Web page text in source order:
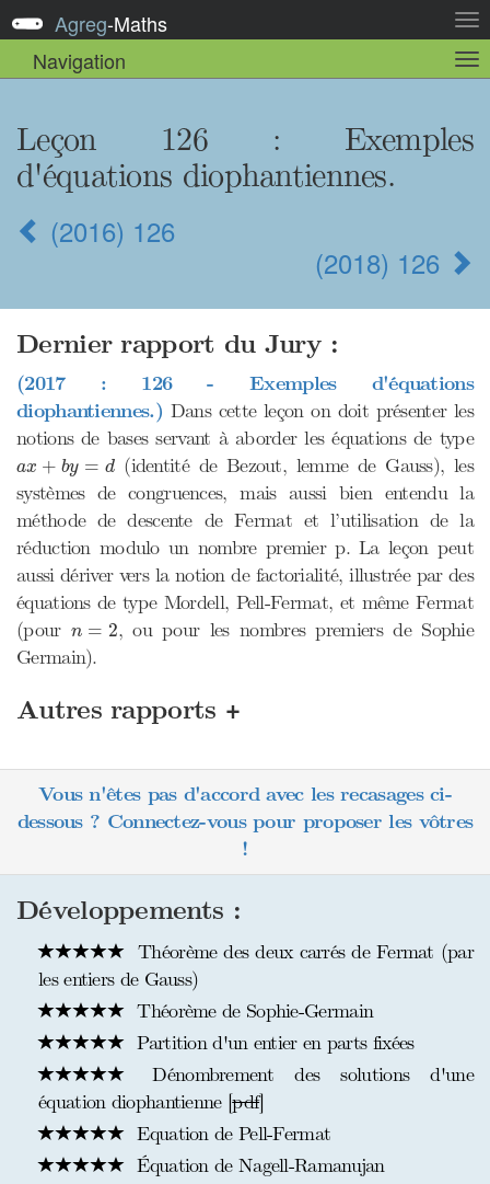
la
Agreg-Maths
Navigation
la
Leçon 126 : Exemples
d'équations diophantiennes.
(2016) 126
(2018) 126
Dernier rapport du Jury :
(2017 : 126 - Exemples d'équations
diophantiennes.) Dans cette leçon on doit présenter les
notions de bases servant à aborder les équations de type
ax + by = d
ax + y=
(identité de Bezout, lemme de Gauss), les
systèmes de congruences, mais aussi bien entendu la
méthode de descente de Fermat et l’utilisation de la
réduction modulo un nombre premier p. La leçon peut
aussi dériver vers la notion de factorialité, illustrée par des
équations de type Mordell, Pell-Fermat, et même Fermat
(pour n = 2
n
, ou pour les nombres premiers de Sophie
Germain).
Autres rapports +
Vous n'êtes pas d'accord avec les recasages ci-
dessous ? Connectez-vous pour proposer les vôtres
!
Développements :
Théorème des deux carrés de Fermat (par
les entiers de Gauss)
Théorème de Sophie-Germain
Partition d'un entier en parts fixées
Dénombrement des solutions d'une
équation diophantienne [pdf]
Equation de Pell-Fermat
Équation de Nagell-Ramanujan